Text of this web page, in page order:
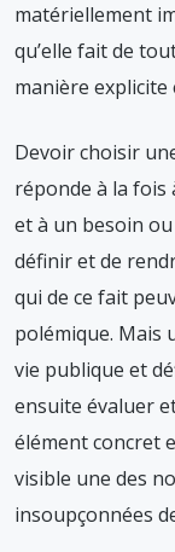
matériellement
qu’elle fait de
manière explicite
Devoir choisir
réponde à la
et à un besoin
définir et de
qui de ce fait
polémique. Mais
vie publique et
ensuite évaluer
élément concret
visible une des
insoupçonnées